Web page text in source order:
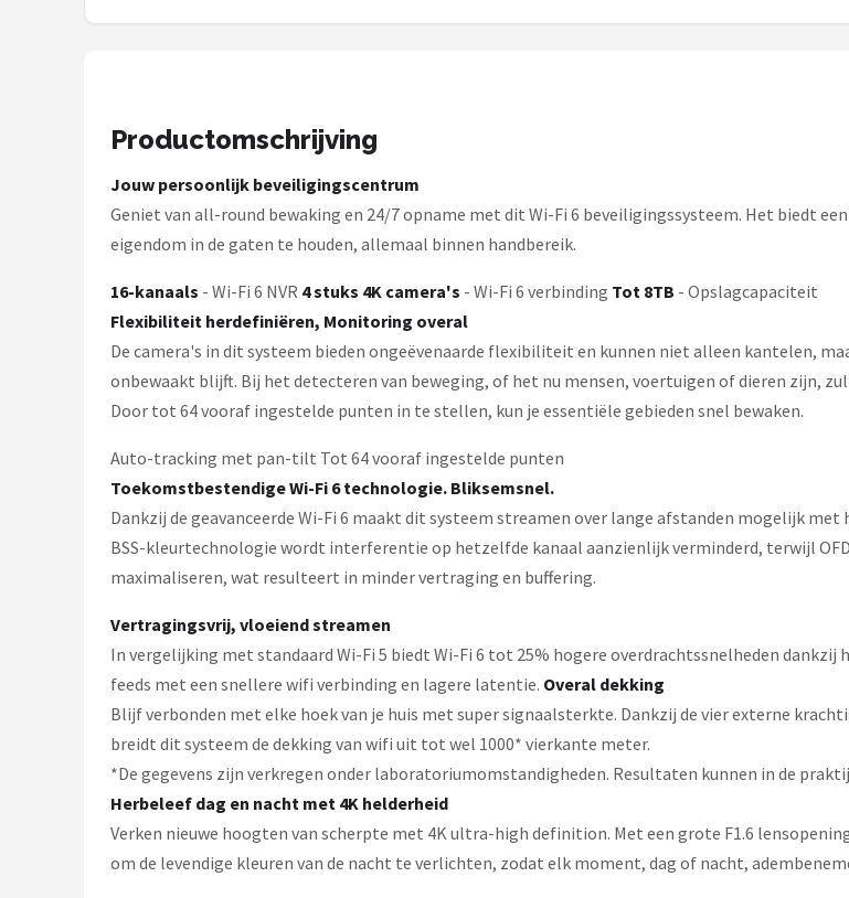
Alle merken →
Productomschrijving
Jouw persoonlijk beveiligingscentrum
Geniet van all-round bewaking en 24/7 opname met dit Wi-Fi 6 beveiligingssysteem. Het biedt
eigendom in de gaten te houden, allemaal binnen handbereik.
16-kanaals - Wi-Fi 6 NVR 4 stuks 4K camera's - Wi-Fi 6 verbinding Tot 8TB - Opslagcapaciteit
Flexibiliteit herdefiniëren, Monitoring overal
De camera's in dit systeem bieden ongeëvenaarde flexibiliteit en kunnen niet alleen kantelen,
onbewaakt blijft. Bij het detecteren van beweging, of het nu mensen, voertuigen of dieren zijn,
Door tot 64 vooraf ingestelde punten in te stellen, kun je essentiële gebieden snel bewaken.
Auto-tracking met pan-tilt Tot 64 vooraf ingestelde punten
Toekomstbestendige Wi-Fi 6 technologie. Bliksemsnel.
Dankzij de geavanceerde Wi-Fi 6 maakt dit systeem streamen over lange afstanden mogelijk
BSS-kleurtechnologie wordt interferentie op hetzelfde kanaal aanzienlijk verminderd, terwijl
maximaliseren, wat resulteert in minder vertraging en buffering.
Vertragingsvrij, vloeiend streamen
In vergelijking met standaard Wi-Fi 5 biedt Wi-Fi 6 tot 25% hogere overdrachtssnelheden dankzij
feeds met een snellere wifi verbinding en lagere latentie. Overal dekking
Blijf verbonden met elke hoek van je huis met super signaalsterkte. Dankzij de vier externe
breidt dit systeem de dekking van wifi uit tot wel 1000* vierkante meter.
*De gegevens zijn verkregen onder laboratoriumomstandigheden. Resultaten kunnen in de
Herbeleef dag en nacht met 4K helderheid
Verken nieuwe hoogten van scherpte met 4K ultra-high definition. Met een grote F1.6
om de levendige kleuren van de nacht te verlichten, zodat elk moment, dag of nacht,